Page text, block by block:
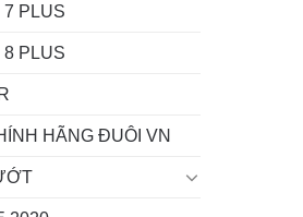
7 PLUS
8 PLUS
HÃNG ĐUÔI VN